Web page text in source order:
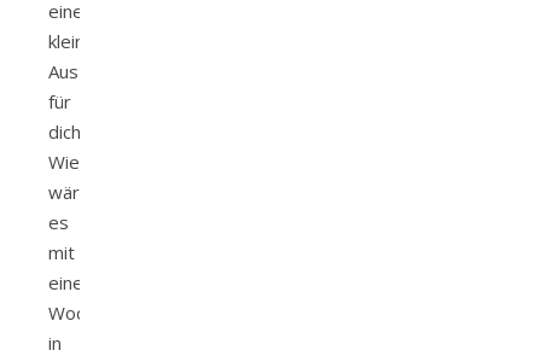
eine
kleine
Auszeit
für
dich?
Wie
wäre
es
mit
einem
Wochenendtrip
in